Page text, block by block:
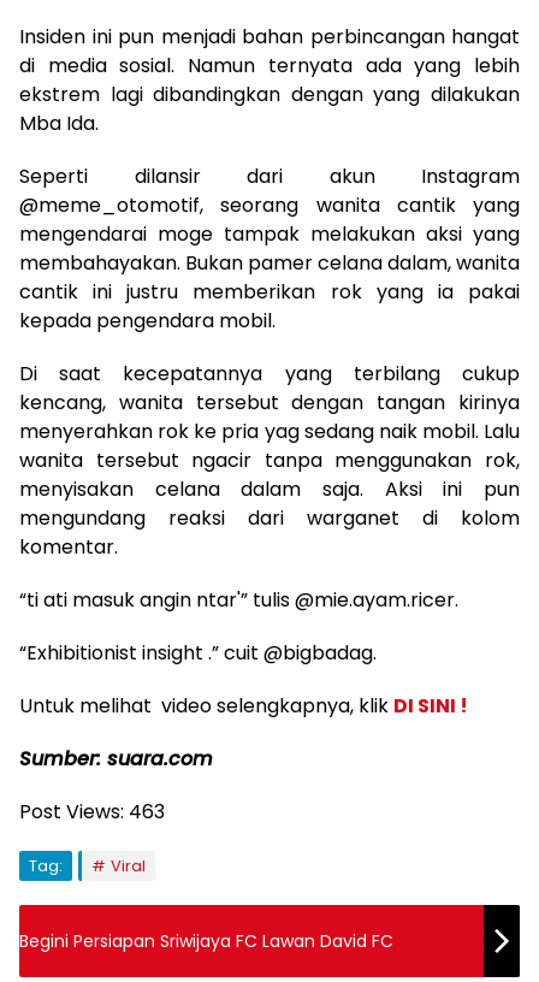
Insiden ini pun menjadi bahan perbincangan hangat
di media sosial. Namun ternyata ada yang lebih
ekstrem lagi dibandingkan dengan yang dilakukan
Mba Ida.
Seperti dilansir dari akun Instagram
@meme_otomotif, seorang wanita cantik yang
mengendarai moge tampak melakukan aksi yang
membahayakan. Bukan pamer celana dalam, wanita
cantik ini justru memberikan rok yang ia pakai
kepada pengendara mobil.
Di saat kecepatannya yang terbilang cukup
kencang, wanita tersebut dengan tangan kirinya
menyerahkan rok ke pria yag sedang naik mobil. Lalu
wanita tersebut ngacir tanpa menggunakan rok,
menyisakan celana dalam saja. Aksi ini pun
mengundang reaksi dari warganet di kolom
komentar.
“ti ati masuk angin ntar'” tulis @mie.ayam.ricer.
“Exhibitionist insight .” cuit @bigbadag.
Untuk melihat video selengkapnya, klik DI SINI !
Sumber: suara.com
Post Views: 463
Tag: Viral
Begini Persiapan Sriwijaya FC Lawan David FC